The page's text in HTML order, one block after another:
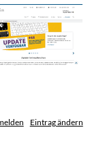
Eintrag ändern